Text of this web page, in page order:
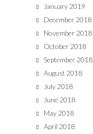
January 2019
December 2018
November 2018
October 2018
September 2018
August 2018
July 2018
June 2018
May 2018
April 2018